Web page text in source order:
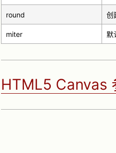
round 创
miter 默
HTML5 Canvas